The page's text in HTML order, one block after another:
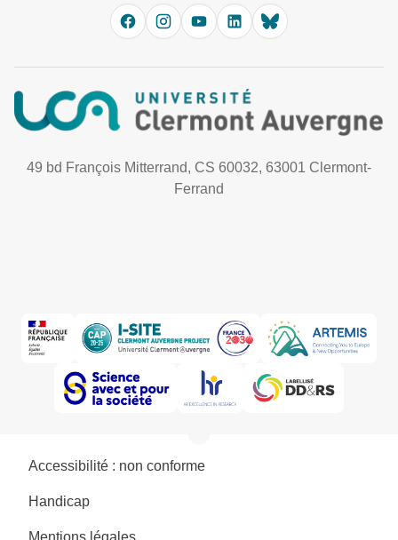
49 bd François Mitterrand, CS 60032, 63001 Clermont-
Ferrand
Accessibilité : non conforme
Handicap
Mentions légales